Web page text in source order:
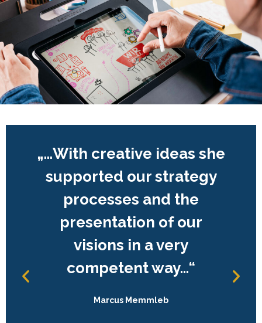
„…With creative ideas she
supported our strategy
processes and the
presentation of our
visions in a very
competent way…“
Marcus Memmleb